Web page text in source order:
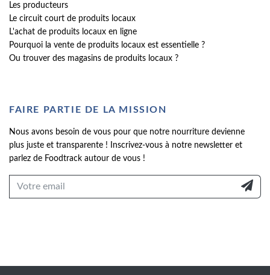
Les producteurs
Le circuit court de produits locaux
L'achat de produits locaux en ligne
Pourquoi la vente de produits locaux est essentielle ?
Ou trouver des magasins de produits locaux ?
FAIRE PARTIE DE LA MISSION
Nous avons besoin de vous pour que notre nourriture devienne
plus juste et transparente ! Inscrivez-vous à notre newsletter et
parlez de Foodtrack autour de vous !